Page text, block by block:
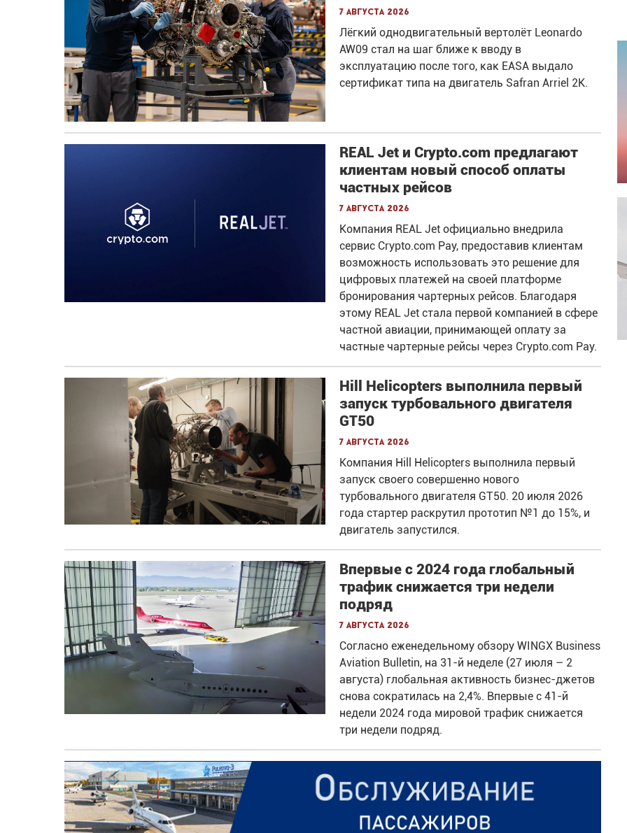
7 августа 2026
Лёгкий однодвигательный вертолёт Leonardo
AW09 стал на шаг ближе к вводу в
эксплуатацию после того, как EASA выдало
сертификат типа на двигатель Safran Arriel 2K.
REAL Jet и Crypto.com предлагают
клиентам новый способ оплаты
частных рейсов
7 августа 2026
Компания REAL Jet официально внедрила
сервис Crypto.com Pay, предоставив клиентам
возможность использовать это решение для
цифровых платежей на своей платформе
бронирования чартерных рейсов. Благодаря
этому REAL Jet стала первой компанией в сфере
частной авиации, принимающей оплату за
частные чартерные рейсы через Crypto.com Pay.
Hill Helicopters выполнила первый
запуск турбовального двигателя
GT50
7 августа 2026
Компания Hill Helicopters выполнила первый
запуск своего совершенно нового
турбовального двигателя GT50. 20 июля 2026
года стартер раскрутил прототип №1 до 15%, и
двигатель запустился.
Впервые с 2024 года глобальный
трафик снижается три недели
подряд
7 августа 2026
Согласно еженедельному обзору WINGX Business
Aviation Bulletin, на 31-й неделе (27 июля – 2
августа) глобальная активность бизнес-джетов
снова сократилась на 2,4%. Впервые с 41-й
недели 2024 года мировой трафик снижается
три недели подряд.